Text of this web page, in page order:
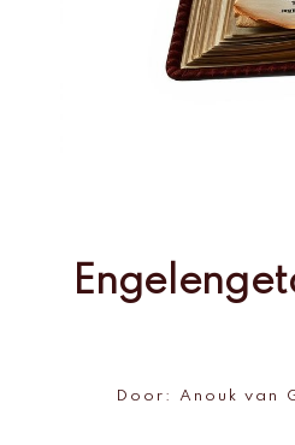
Door: Anouk van